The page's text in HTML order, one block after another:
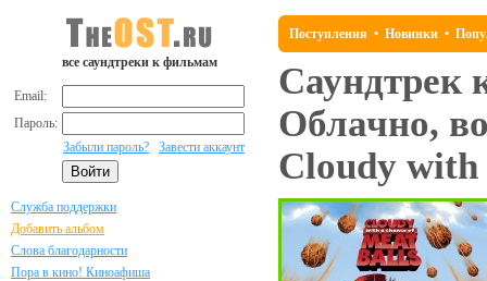
все саундтреки к фильмам
Email:
Пароль:
Забыли пароль?
Завести аккаунт
Служба поддержки
Добавить альбом
Слова благодарности
Пора в кино! Киноафиша
Поступления • Новинки •
Саундтрек
Облачно,
Cloudy with